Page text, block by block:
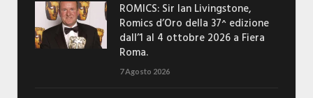
ROMICS: Sir Ian Livingstone,
Romics d’Oro della 37^ edizione
dall’1 al 4 ottobre 2026 a Fiera
Roma.
7 Agosto 2026